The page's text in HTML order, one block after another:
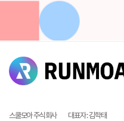
스쿨모아 주식회사 대표자:김학태